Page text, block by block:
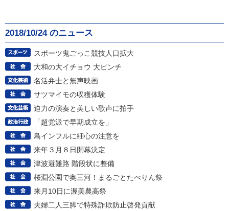
2018/10/24 のニュース
スポーツ鬼ごっこ競技人口拡大
大和の大イチョウ 大ピンチ
名活弁士と無声映画
サツマイモの収穫体験
迫力の演奏と美しい歌声に拍手
「超党派で早期成立を」
鳥インフルに細心の注意を
来年３月８日開幕決定
津波避難路 階段状に整備
桜淵公園で奥三河！まるごとたべりん祭
来月10日に渥美農高祭
夫婦二人三脚で特殊詐欺防止啓発貢献